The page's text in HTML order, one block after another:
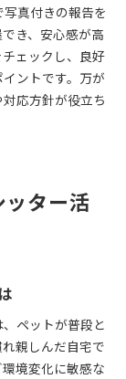
真付きの報告を
き、安心感が高
ェックし、良好
ントです。万が
応方針が役立ち
ター活
ペットが普段と
親しんだ自宅で
境変化に敏感な